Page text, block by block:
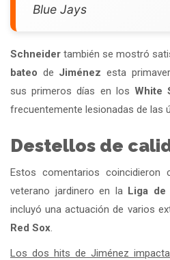
Blue Jays
Schneider también se mostró
bateo de Jiménez esta
sus primeros días en los White
frecuentemente lesionadas de las
Destellos de
Estos comentarios coincidieron
veterano jardinero en la Liga de
incluyó una actuación de varios
Red Sox.
Los dos hits de Jiménez